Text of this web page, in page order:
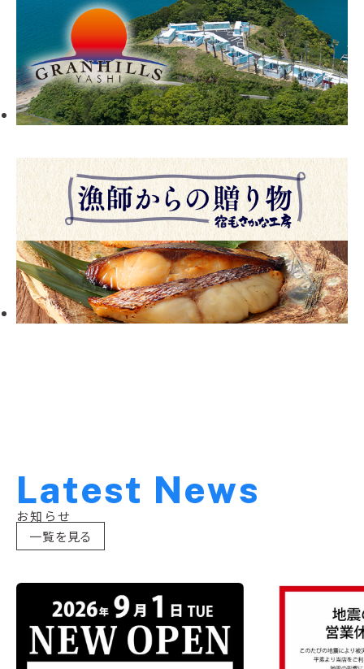
Latest News
お知らせ
一覧を見る